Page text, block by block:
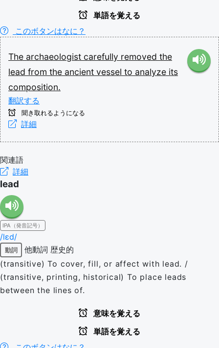
単語を覚える
このボタンはなに？
The archaeologist carefully removed the
lead from the ancient vessel to analyze its
composition.
翻訳する
聞き取れるようになる
詳細
関連語
詳細
lead
IPA（発音記号）
/lɛd/
動詞 他動詞 歴史的
(transitive) To cover, fill, or affect with lead. /
(transitive, printing, historical) To place leads
between the lines of.
意味を覚える
単語を覚える